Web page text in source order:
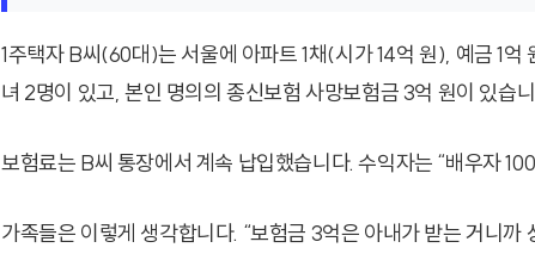
1주택자 B씨(60대)는 서울에 아파트 1채(시가 14억 원), 예금 1억
녀 2명이 있고, 본인 명의의 종신보험 사망보험금 3억 원이 있습
보험료는 B씨 통장에서 계속 납입했습니다. 수익자는 “배우자
가족들은 이렇게 생각합니다. “보험금 3억은 아내가 받는 거니까